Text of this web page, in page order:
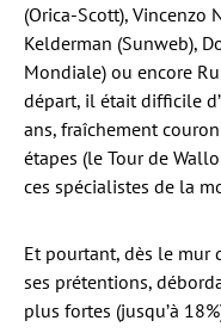
(Orica-Scott), Vincenzo
Kelderman (Sunweb),
Mondiale) ou encore
départ, il était difficile
ans, fraîchement
étapes (le Tour de
ces spécialistes de la
Et pourtant, dès le mur
ses prétentions,
plus fortes (jusqu’à